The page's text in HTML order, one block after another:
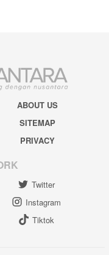
ABOUT US
SITEMAP
PRIVACY
Twitter
Instagram
Tiktok